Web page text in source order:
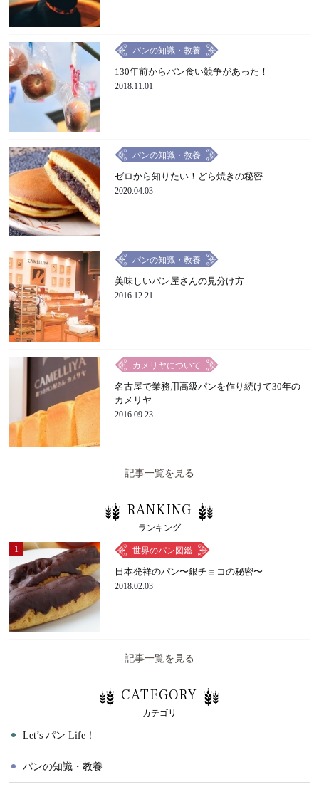
パンの知識・教養
130年前からパン食い競争があった！
2018.11.01
パンの知識・教養
ゼロから知りたい！どら焼きの秘密
2020.04.03
パンの知識・教養
美味しいパン屋さんの見分け方
2016.12.21
カメリヤについて
名古屋で業務用高級パンを作り続けて30年の
カメリヤ
2016.09.23
記事一覧を見る
RANKING
ランキング
1 世界のパン図鑑
日本発祥のパン〜銀チョコの秘密〜
2018.02.03
記事一覧を見る
CATEGORY
カテゴリ
⚫︎ Let’s パン Life！
⚫︎ パンの知識・教養